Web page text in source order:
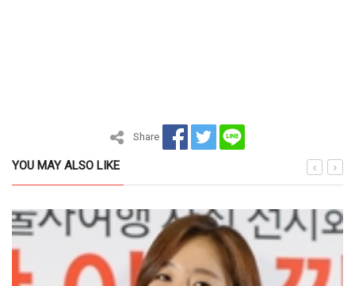
Share
YOU MAY ALSO LIKE